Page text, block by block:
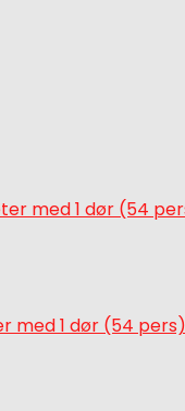
med 1 dør (54